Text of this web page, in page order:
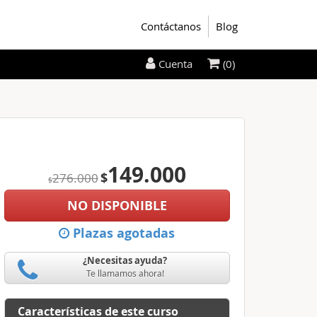
Contáctanos Blog
$276.000$149.000
NO DISPONIBLE
Plazas agotadas
¿Necesitas ayuda?
Te llamamos ahora!
Características de este curso
Cuenta (0)